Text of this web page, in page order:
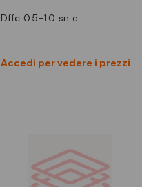
dffc 0.5-1.0 sn e
Accedi per vedere i prezzi
Confronta